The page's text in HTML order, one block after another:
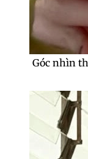
Góc nhìn